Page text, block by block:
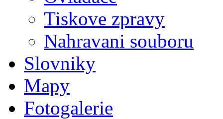
Tiskove zpravy
Nahravani souboru
Slovniky
Mapy
Fotogalerie